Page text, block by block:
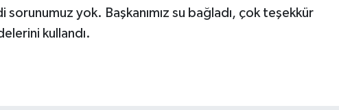
sorunumuz yok. Başkanımız su bağladı, çok teşekkür
kullandı.